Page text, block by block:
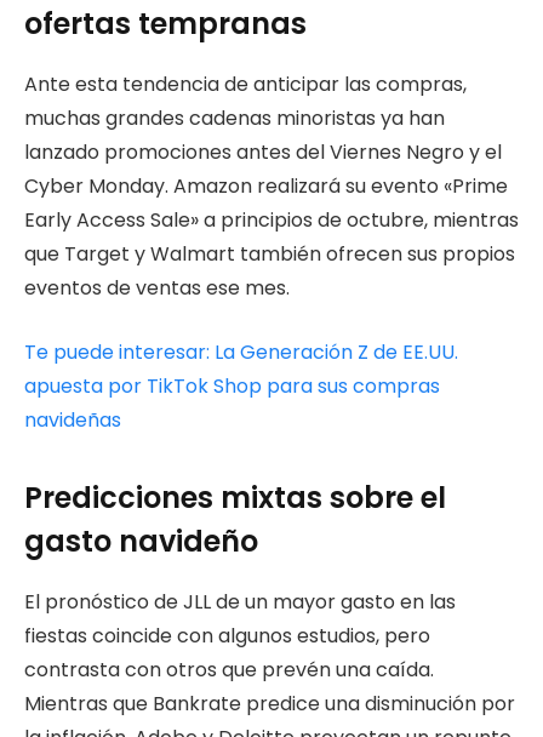
ofertas tempranas
Ante esta tendencia de anticipar las compras,
muchas grandes cadenas minoristas ya han
lanzado promociones antes del Viernes Negro y el
Cyber Monday. Amazon realizará su evento «Prime
Early Access Sale» a principios de octubre, mientras
que Target y Walmart también ofrecen sus propios
eventos de ventas ese mes.
Te puede interesar: La Generación Z de EE.UU.
apuesta por TikTok Shop para sus compras
navideñas
Predicciones mixtas sobre el
gasto navideño
El pronóstico de JLL de un mayor gasto en las
fiestas coincide con algunos estudios, pero
contrasta con otros que prevén una caída.
Mientras que Bankrate predice una disminución por